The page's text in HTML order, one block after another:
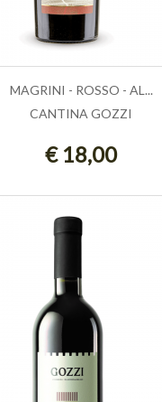
AGGIUNGI AL CARRELLO
MAGRINI - ROSSO - AL...
CANTINA GOZZI
€ 18,00